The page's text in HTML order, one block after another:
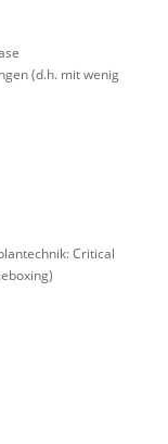
(d.h. mit wenig
Critical